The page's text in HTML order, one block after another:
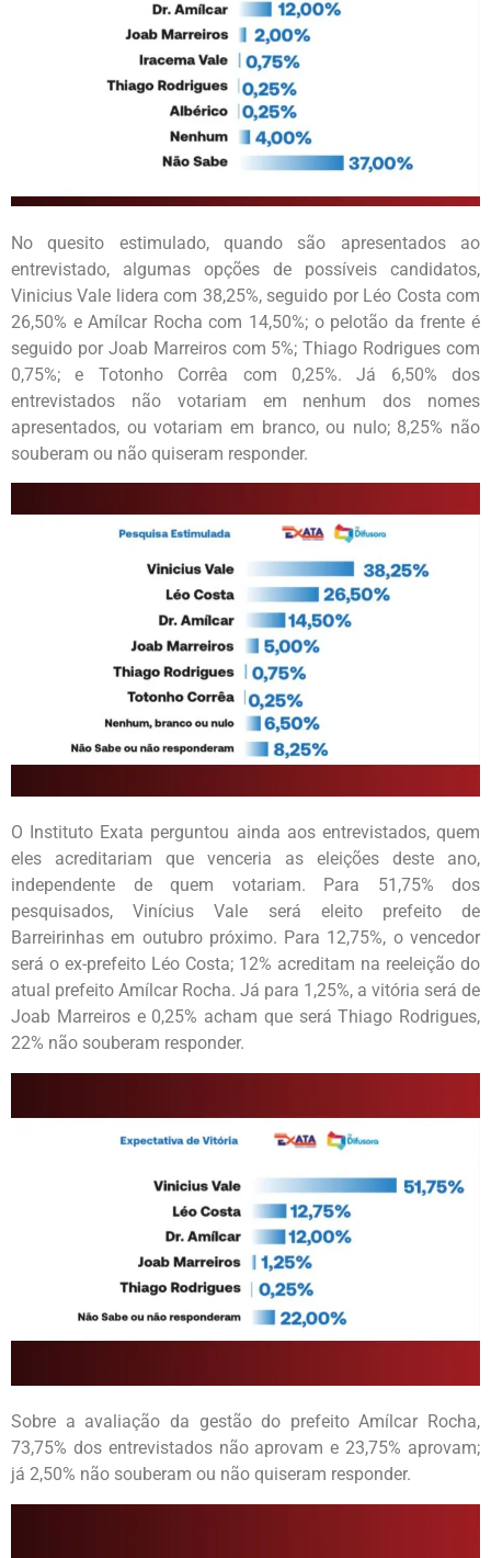
No quesito estimulado, quando são apresentados ao
entrevistado, algumas opções de possíveis candidatos,
Vinicius Vale lidera com 38,25%, seguido por Léo Costa com
26,50% e Amílcar Rocha com 14,50%; o pelotão da frente é
seguido por Joab Marreiros com 5%; Thiago Rodrigues com
0,75%; e Totonho Corrêa com 0,25%. Já 6,50% dos
entrevistados não votariam em nenhum dos nomes
apresentados, ou votariam em branco, ou nulo; 8,25% não
souberam ou não quiseram responder.
O Instituto Exata perguntou ainda aos entrevistados, quem
eles acreditariam que venceria as eleições deste ano,
independente de quem votariam. Para 51,75% dos
pesquisados, Vinícius Vale será eleito prefeito de
Barreirinhas em outubro próximo. Para 12,75%, o vencedor
será o ex-prefeito Léo Costa; 12% acreditam na reeleição do
atual prefeito Amílcar Rocha. Já para 1,25%, a vitória será de
Joab Marreiros e 0,25% acham que será Thiago Rodrigues,
22% não souberam responder.
Sobre a avaliação da gestão do prefeito Amílcar Rocha,
73,75% dos entrevistados não aprovam e 23,75% aprovam;
já 2,50% não souberam ou não quiseram responder.